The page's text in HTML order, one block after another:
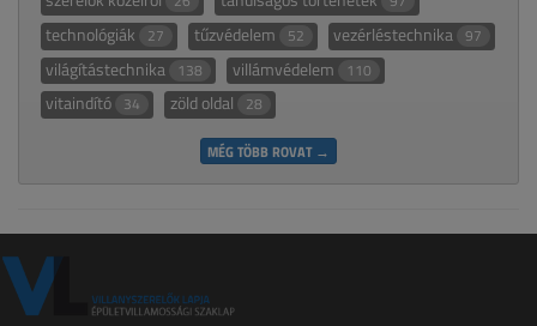
technológiák 27 tűzvédelem 52 vezérléstechnika 97
világítástechnika 138 villámvédelem 110
vitaindító 34 zöld oldal 28
MÉG TÖBB ROVAT →